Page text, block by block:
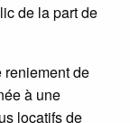
de la part de
reniement de
à une
locatifs de